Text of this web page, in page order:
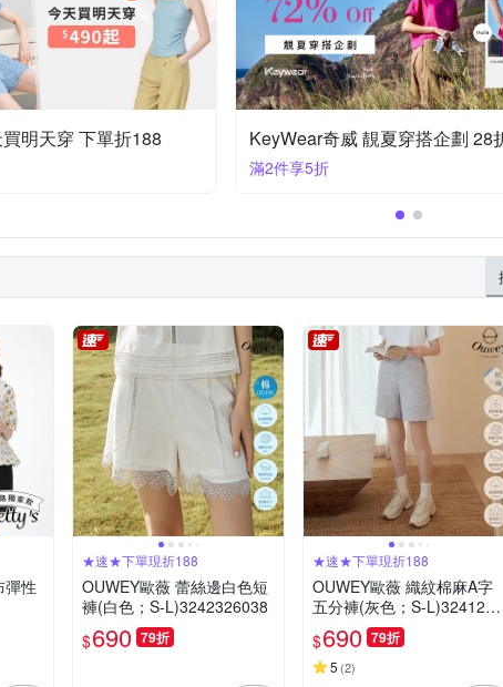
明天穿 下單折188 KeyWear奇威 靚夏穿搭企劃 28
滿2件享5折
性
★速★下單現折188
OUWEY歐薇 蕾絲邊白色短
褲(白色；S-L)3242326038
$690 79折
★速★下單現折188
OUWEY歐薇 織紋棉麻A字
五分褲(灰色；S-L)3241256
101
$690 79折
5 (2)